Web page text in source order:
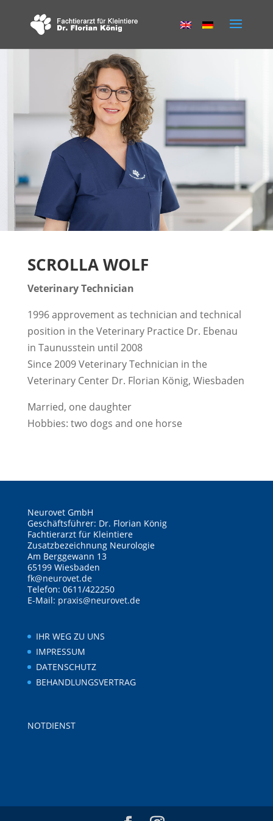
SCROLLA WOLF
Veterinary Technician
1996 approvement as technician and technical
position in the Veterinary Practice Dr. Ebenau
in Taunusstein until 2008
Since 2009 Veterinary Technician in the
Veterinary Center Dr. Florian König, Wiesbaden
Married, one daughter
Hobbies: two dogs and one horse
Neurovet GmbH
Geschäftsführer: Dr. Florian König
Fachtierarzt für Kleintiere
Zusatzbezeichnung Neurologie
Am Berggewann 13
65199 Wiesbaden
fk@neurovet.de
Telefon: 0611/422250
E-Mail: praxis@neurovet.de
IHR WEG ZU UNS
IMPRESSUM
DATENSCHUTZ
BEHANDLUNGSVERTRAG
NOTDIENST